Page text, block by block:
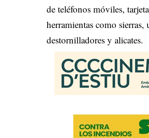
de teléfonos móviles,
herramientas como
destornilladores y alicates.